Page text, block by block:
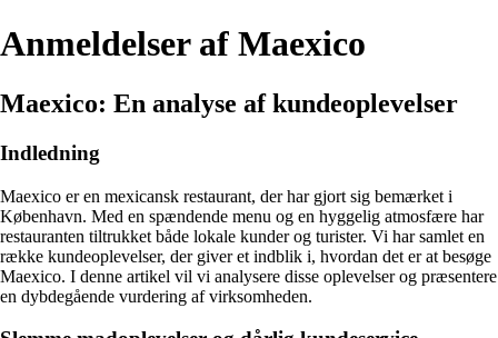
Anmeldelser af Maexico
Maexico: En analyse af kundeoplevelser
Indledning
Maexico er en mexicansk restaurant, der har gjort sig bemærket i
København. Med en spændende menu og en hyggelig atmosfære har
restauranten tiltrukket både lokale kunder og turister. Vi har samlet en
række kundeoplevelser, der giver et indblik i, hvordan det er at besøge
Maexico. I denne artikel vil vi analysere disse oplevelser og præsentere
en dybdegående vurdering af virksomheden.